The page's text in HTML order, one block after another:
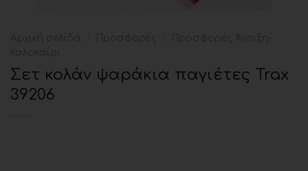
Σετ κολάν ψαράκια παγιέτες Trax
39206